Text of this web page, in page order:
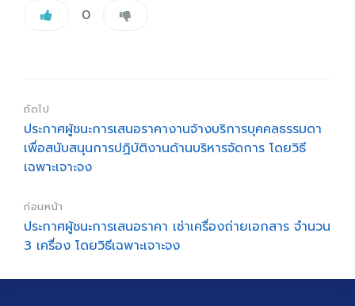
0
ถัดไป
ประกาศผู้ชนะการเสนอราคางานจ้างบริการบุคคลธรรมดา
เพื่อสนับสนุนการปฏิบัติงานด้านบริหารจัดการ โดยวิธี
เฉพาะเจาะจง
ก่อนหน้า
ประกาศผู้ชนะการเสนอราคา เช่าเครื่องถ่ายเอกสาร จำนวน
3 เครื่อง โดยวิธีเฉพาะเจาะจง